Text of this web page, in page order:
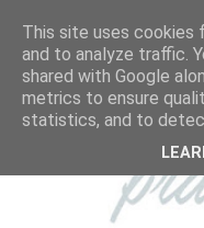
This site uses cookies
and to analyze traffic.
shared with Google
metrics to ensure
statistics, and to